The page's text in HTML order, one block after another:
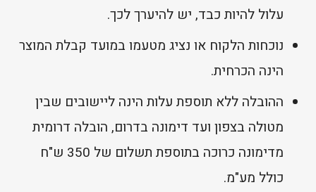
עלול להיות כבד, יש להיערך לכך.
נוכחות הלקוח או נציג מטעמו במועד קבלת המוצר
הינה הכרחית.
ההובלה ללא תוספת עלות הינה ליישובים שבין
מטולה בצפון ועד דימונה בדרום, הובלה דרומית
מדימונה כרוכה בתוספת תשלום של 350 ש"ח
כולל מע"מ.